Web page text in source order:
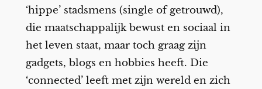
‘hippe’ stadsmens (single of getrouwd),
die maatschappalijk bewust en sociaal in
het leven staat, maar toch graag zijn
gadgets, blogs en hobbies heeft. Die
‘connected’ leeft met zijn wereld en zich